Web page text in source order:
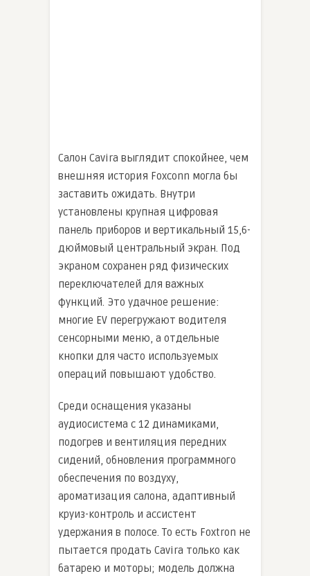
Салон Cavira выглядит спокойнее, чем
внешняя история Foxconn могла бы
заставить ожидать. Внутри
установлены крупная цифровая
панель приборов и вертикальный 15,6-
дюймовый центральный экран. Под
экраном сохранен ряд физических
переключателей для важных
функций. Это удачное решение:
многие EV перегружают водителя
сенсорными меню, а отдельные
кнопки для часто используемых
операций повышают удобство.
Среди оснащения указаны
аудиосистема с 12 динамиками,
подогрев и вентиляция передних
сидений, обновления программного
обеспечения по воздуху,
ароматизация салона, адаптивный
круиз-контроль и ассистент
удержания в полосе. То есть Foxtron не
пытается продать Cavira только как
батарею и моторы; модель должна